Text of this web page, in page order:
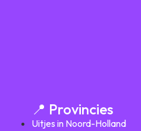
📍 Provincies
Uitjes in Noord-Holland